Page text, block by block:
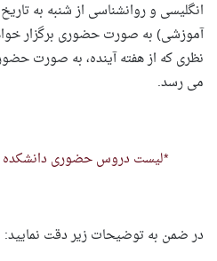
آموزشی) به صورت حضوری برگزار
نظری که از هفته آینده، به صورت
می رسد.
*لیست دروس حضوری دانشکده
در ضمن به توضیحات زیر دقت نمایید: